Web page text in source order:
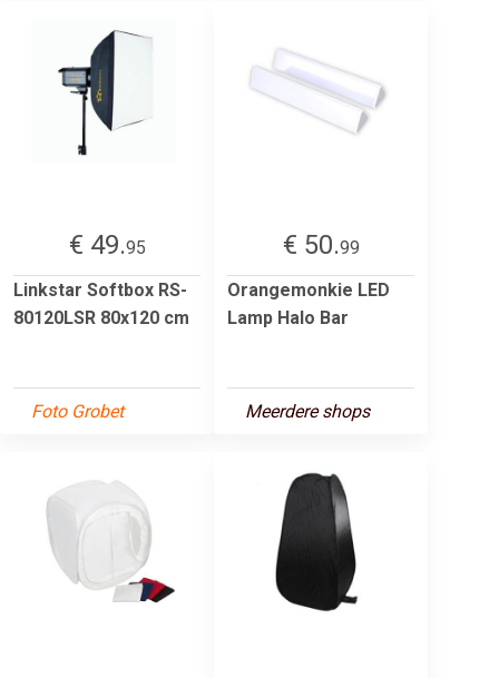
€ 49.95
Linkstar Softbox RS-
80120LSR 80x120 cm
Foto Grobet
€ 50.99
Orangemonkie LED
Lamp Halo Bar
Meerdere shops